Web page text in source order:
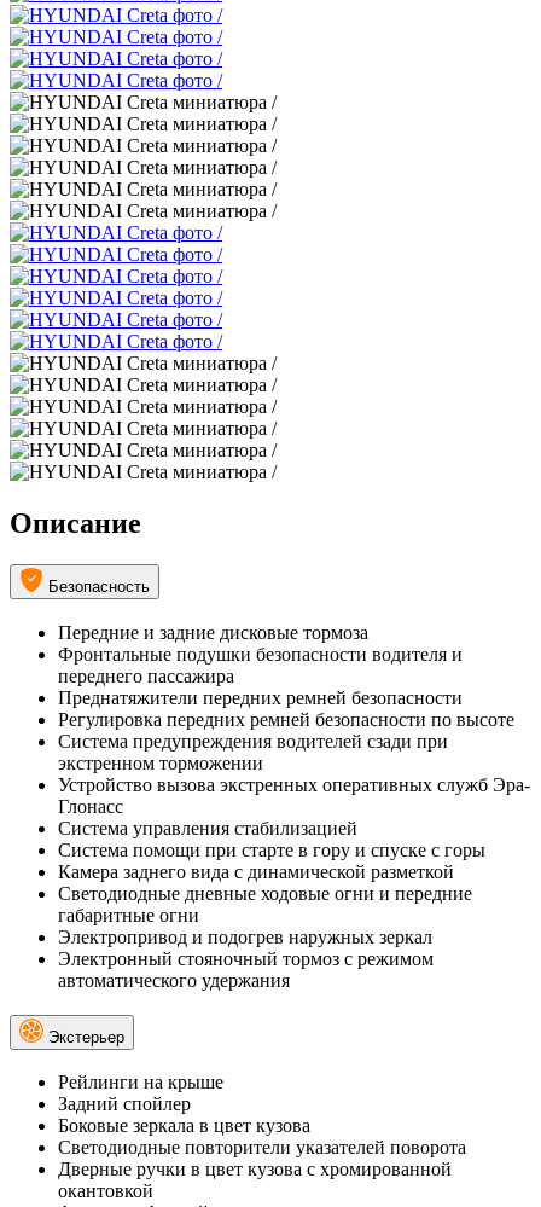
Описание
Безопасность
Передние и задние дисковые тормоза
Фронтальные подушки безопасности водителя и
переднего пассажира
Преднатяжители передних ремней безопасности
Регулировка передних ремней безопасности по высоте
Система предупреждения водителей сзади при
экстренном торможении
Устройство вызова экстренных оперативных служб Эра-
Глонасс
Система управления стабилизацией
Система помощи при старте в гору и спуске с горы
Камера заднего вида с динамической разметкой
Светодиодные дневные ходовые огни и передние
габаритные огни
Электропривод и подогрев наружных зеркал
Электронный стояночный тормоз с режимом
автоматического удержания
Экстерьер
Рейлинги на крыше
Задний спойлер
Боковые зеркала в цвет кузова
Светодиодные повторители указателей поворота
Дверные ручки в цвет кузова с хромированной
окантовкой